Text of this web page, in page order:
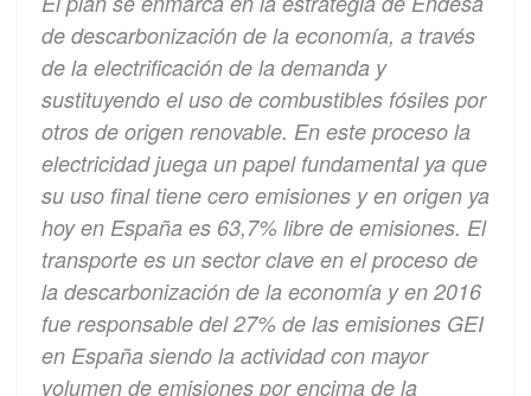
de descarbonización de la economía, a través
de la electrificación de la demanda y
sustituyendo el uso de combustibles fósiles por
otros de origen renovable. En este proceso la
electricidad juega un papel fundamental ya que
su uso final tiene cero emisiones y en origen ya
hoy en España es 63,7% libre de emisiones. El
transporte es un sector clave en el proceso de
la descarbonización de la economía y en 2016
fue responsable del 27% de las emisiones GEI
en España siendo la actividad con mayor
volumen de emisiones por encima de la